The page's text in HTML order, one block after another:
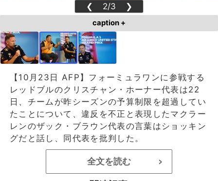
❮ 2/3 ❯
caption +
【10月23日 AFP】フォーミュラワンに参戦する
レッドブルのクリスチャン・ホーナー代表は22
日、チームが昨シーズンの予算制限を超過してい
たことについて、違反を不正と表現したマクラー
レンのザック・ブラウン代表の言葉はショッキン
グだと話し、同代表を批判した。
全文を読む >